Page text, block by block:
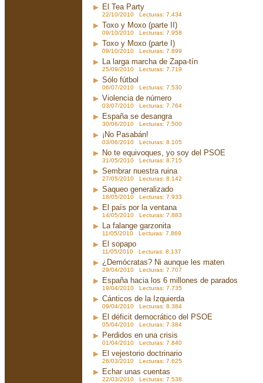
El Tea Party
22/10/2010 Lecturas: 7.434
Toxo y Moxo (parte II)
09/10/2010 Lecturas: 7.958
Toxo y Moxo (parte I)
09/10/2010 Lecturas: 7.899
La larga marcha de Zapa-tín
25/09/2010 Lecturas: 7.719
Sólo fútbol
06/07/2010 Lecturas: 7.530
Violencia de número
03/07/2010 Lecturas: 7.764
España se desangra
30/06/2010 Lecturas: 7.500
¡No Pasabán!
03/06/2010 Lecturas: 8.105
No te equivoques, yo soy del PSOE
31/05/2010 Lecturas: 8.715
Sembrar nuestra ruina
27/05/2010 Lecturas: 8.142
Saqueo generalizado
18/05/2010 Lecturas: 7.933
El país por la ventana
14/05/2010 Lecturas: 7.883
La falange garzonita
11/05/2010 Lecturas: 7.869
El sopapo
11/05/2010 Lecturas: 8.137
¿Demócratas? Ni aunque les maten
29/04/2010 Lecturas: 7.707
España hacia los 6 millones de parados
19/04/2010 Lecturas: 7.735
Cánticos de la Izquierda
09/04/2010 Lecturas: 8.384
El déficit democrático del PSOE
05/04/2010 Lecturas: 7.384
Perdidos en una crisis
01/04/2010 Lecturas: 7.840
El vejestorio doctrinario
26/03/2010 Lecturas: 7.625
Echar unas cuentas
22/03/2010 Lecturas: 7.538